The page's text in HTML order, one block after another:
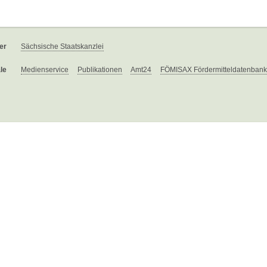
Sächsische Staatskanzlei
Medienservice Publikationen Amt24 FÖMISAX Fördermitteldatenbank